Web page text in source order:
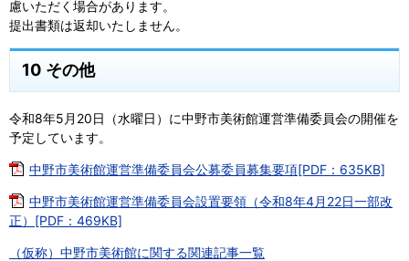
慮いただく場合があります。
提出書類は返却いたしません。
10 その他
令和8年5月20日（水曜日）に中野市美術館運営準備委員会の開催を
予定しています。
中野市美術館運営準備委員会公募委員募集要項[PDF：635KB]
中野市美術館運営準備委員会設置要領（令和8年4月22日一部改
正）[PDF：469KB]
（仮称）中野市美術館に関する関連記事一覧